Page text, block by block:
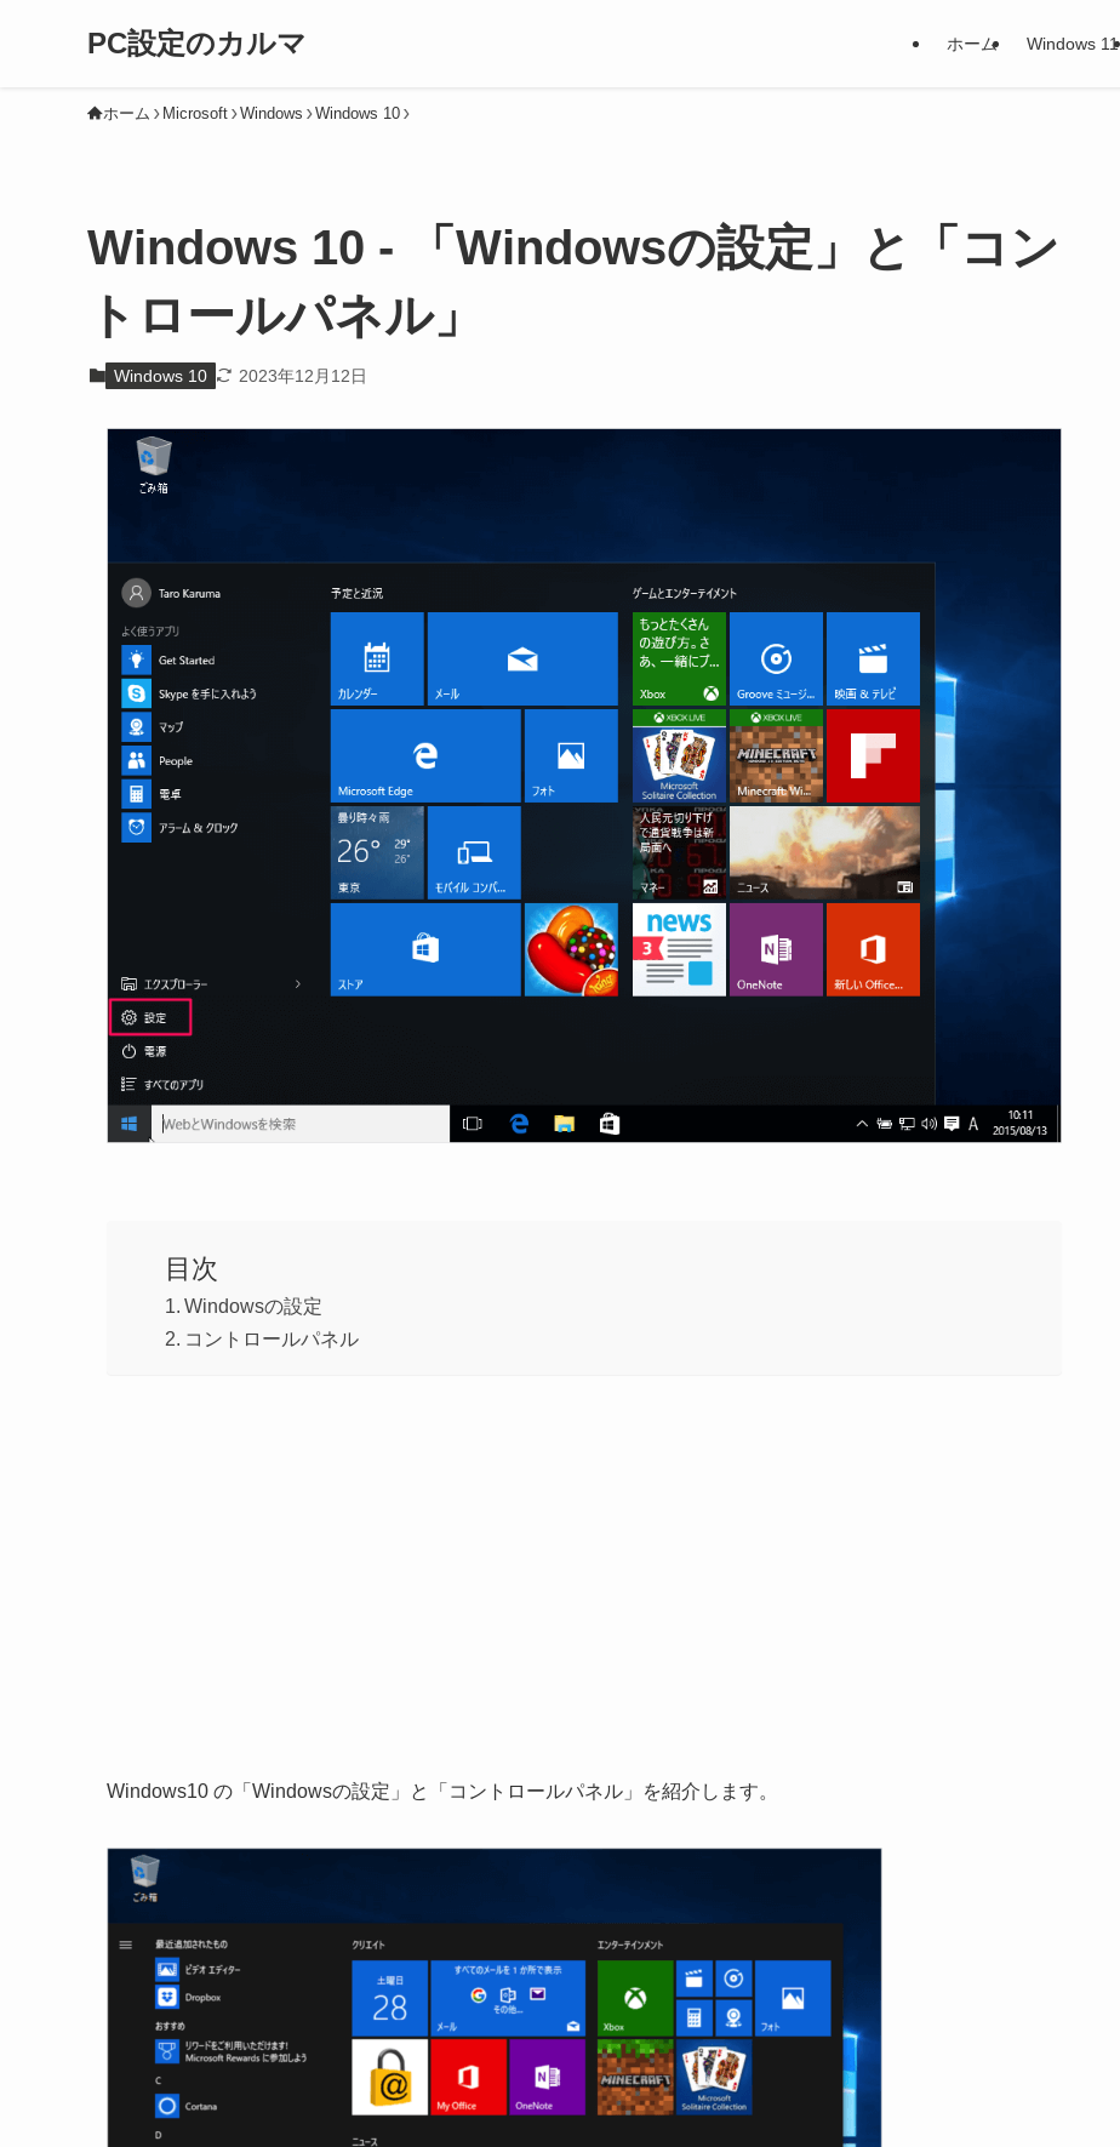
PC設定のカルマ ホーム Windows 11
ホーム Microsoft Windows Windows 10
Windows 10 - 「Windowsの設定」と「コン
トロールパネル」
Windows 10 2023年12月12日
目次
Windowsの設定
コントロールパネル
Windows10 の「Windowsの設定」と「コントロールパネル」を紹介します。